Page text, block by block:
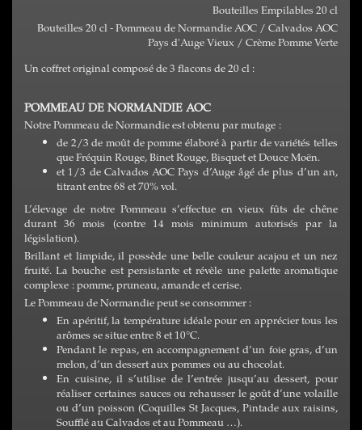
Bouteilles Empilables 20 cl
Bouteilles 20 cl - Pommeau de Normandie AOC / Calvados AOC
Pays d'Auge Vieux / Crème Pomme Verte
Un coffret original composé de 3 flacons de 20 cl :
POMMEAU DE NORMANDIE AOC
Notre Pommeau de Normandie est obtenu par mutage :
de 2/3 de moût de pomme élaboré à partir de variétés telles
que Fréquin Rouge, Binet Rouge, Bisquet et Douce Moën.
et 1/3 de Calvados AOC Pays d’Auge âgé de plus d’un an,
titrant entre 68 et 70% vol.
L’élevage de notre Pommeau s’effectue en vieux fûts de chêne
durant 36 mois (contre 14 mois minimum autorisés par la
législation).
Brillant et limpide, il possède une belle couleur acajou et un nez
fruité. La bouche est persistante et révèle une palette aromatique
complexe : pomme, pruneau, amande et cerise.
Le Pommeau de Normandie peut se consommer :
En apéritif, la température idéale pour en apprécier tous les
arômes se situe entre 8 et 10°C.
Pendant le repas, en accompagnement d’un foie gras, d’un
melon, d’un dessert aux pommes ou au chocolat.
En cuisine, il s’utilise de l’entrée jusqu’au dessert, pour
réaliser certaines sauces ou rehausser le goût d’une volaille
ou d’un poisson (Coquilles St Jacques, Pintade aux raisins,
Soufflé au Calvados et au Pommeau …).